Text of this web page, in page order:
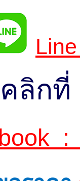
ลิกที่
: